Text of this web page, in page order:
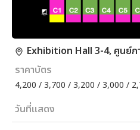
Exhibition Hall 3-4, ศูนย์ก
ราคาบัตร
4,200 / 3,700 / 3,200 / 3,000 /
วันที่แสดง